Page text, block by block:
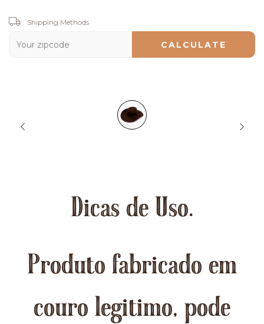
Shipping for zipcode:
Shipping Methods
CALCULATE
Dicas de Uso.
Produto fabricado em
couro legitimo, pode